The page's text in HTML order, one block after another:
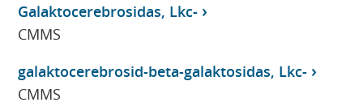
Galaktocerebrosidas, Lkc-
CMMS
galaktocerebrosid-beta-galaktosidas, Lkc-
CMMS